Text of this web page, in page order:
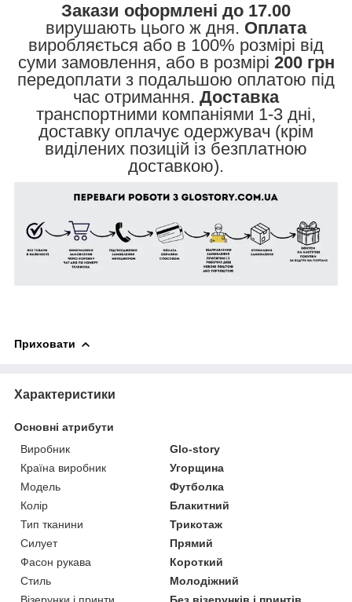
Закази оформлені до 17.00
вирушають цього ж дня. Оплата
виробляється або в 100% розмірі від
суми замовлення, або в розмірі 200 грн
передоплати з подальшою оплатою під
час отримання. Доставка
транспортними компаніями 1-3 дні,
доставку оплачує одержувач (крім
виділених позицій із безплатною
доставкою).
Приховати
Характеристики
Основні атрибути
Виробник
Glo-story
Країна виробник
Угорщина
Модель
Футболка
Колір
Блакитний
Тип тканини
Трикотаж
Силует
Прямий
Фасон рукава
Короткий
Стиль
Молодіжний
Візерунки і принти
Без візерунків і принтів